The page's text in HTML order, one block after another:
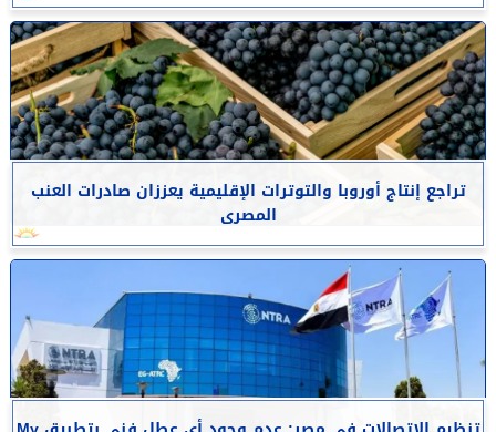
تراجع إنتاج أوروبا والتوترات الإقليمية يعززان صادرات العنب
المصرى